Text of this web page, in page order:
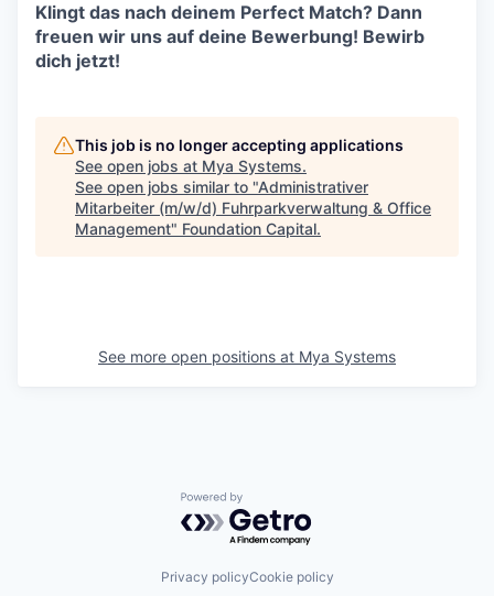
Klingt das nach deinem Perfect Match? Dann
freuen wir uns auf deine Bewerbung! Bewirb
dich jetzt!
This job is no longer accepting applications
See open jobs at Mya Systems.
See open jobs similar to "Administrativer
Mitarbeiter (m/w/d) Fuhrparkverwaltung & Office
Management" Foundation Capital.
See more open positions at Mya Systems
Powered by Getro.com
Privacy policyCookie policy